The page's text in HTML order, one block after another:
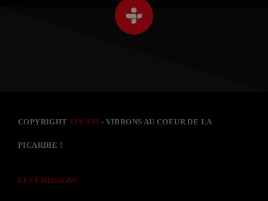
COPYRIGHTVIV'FM - VIBRONS AU COEUR DE LA
PICARDIE !
LES ÉMISSIONS